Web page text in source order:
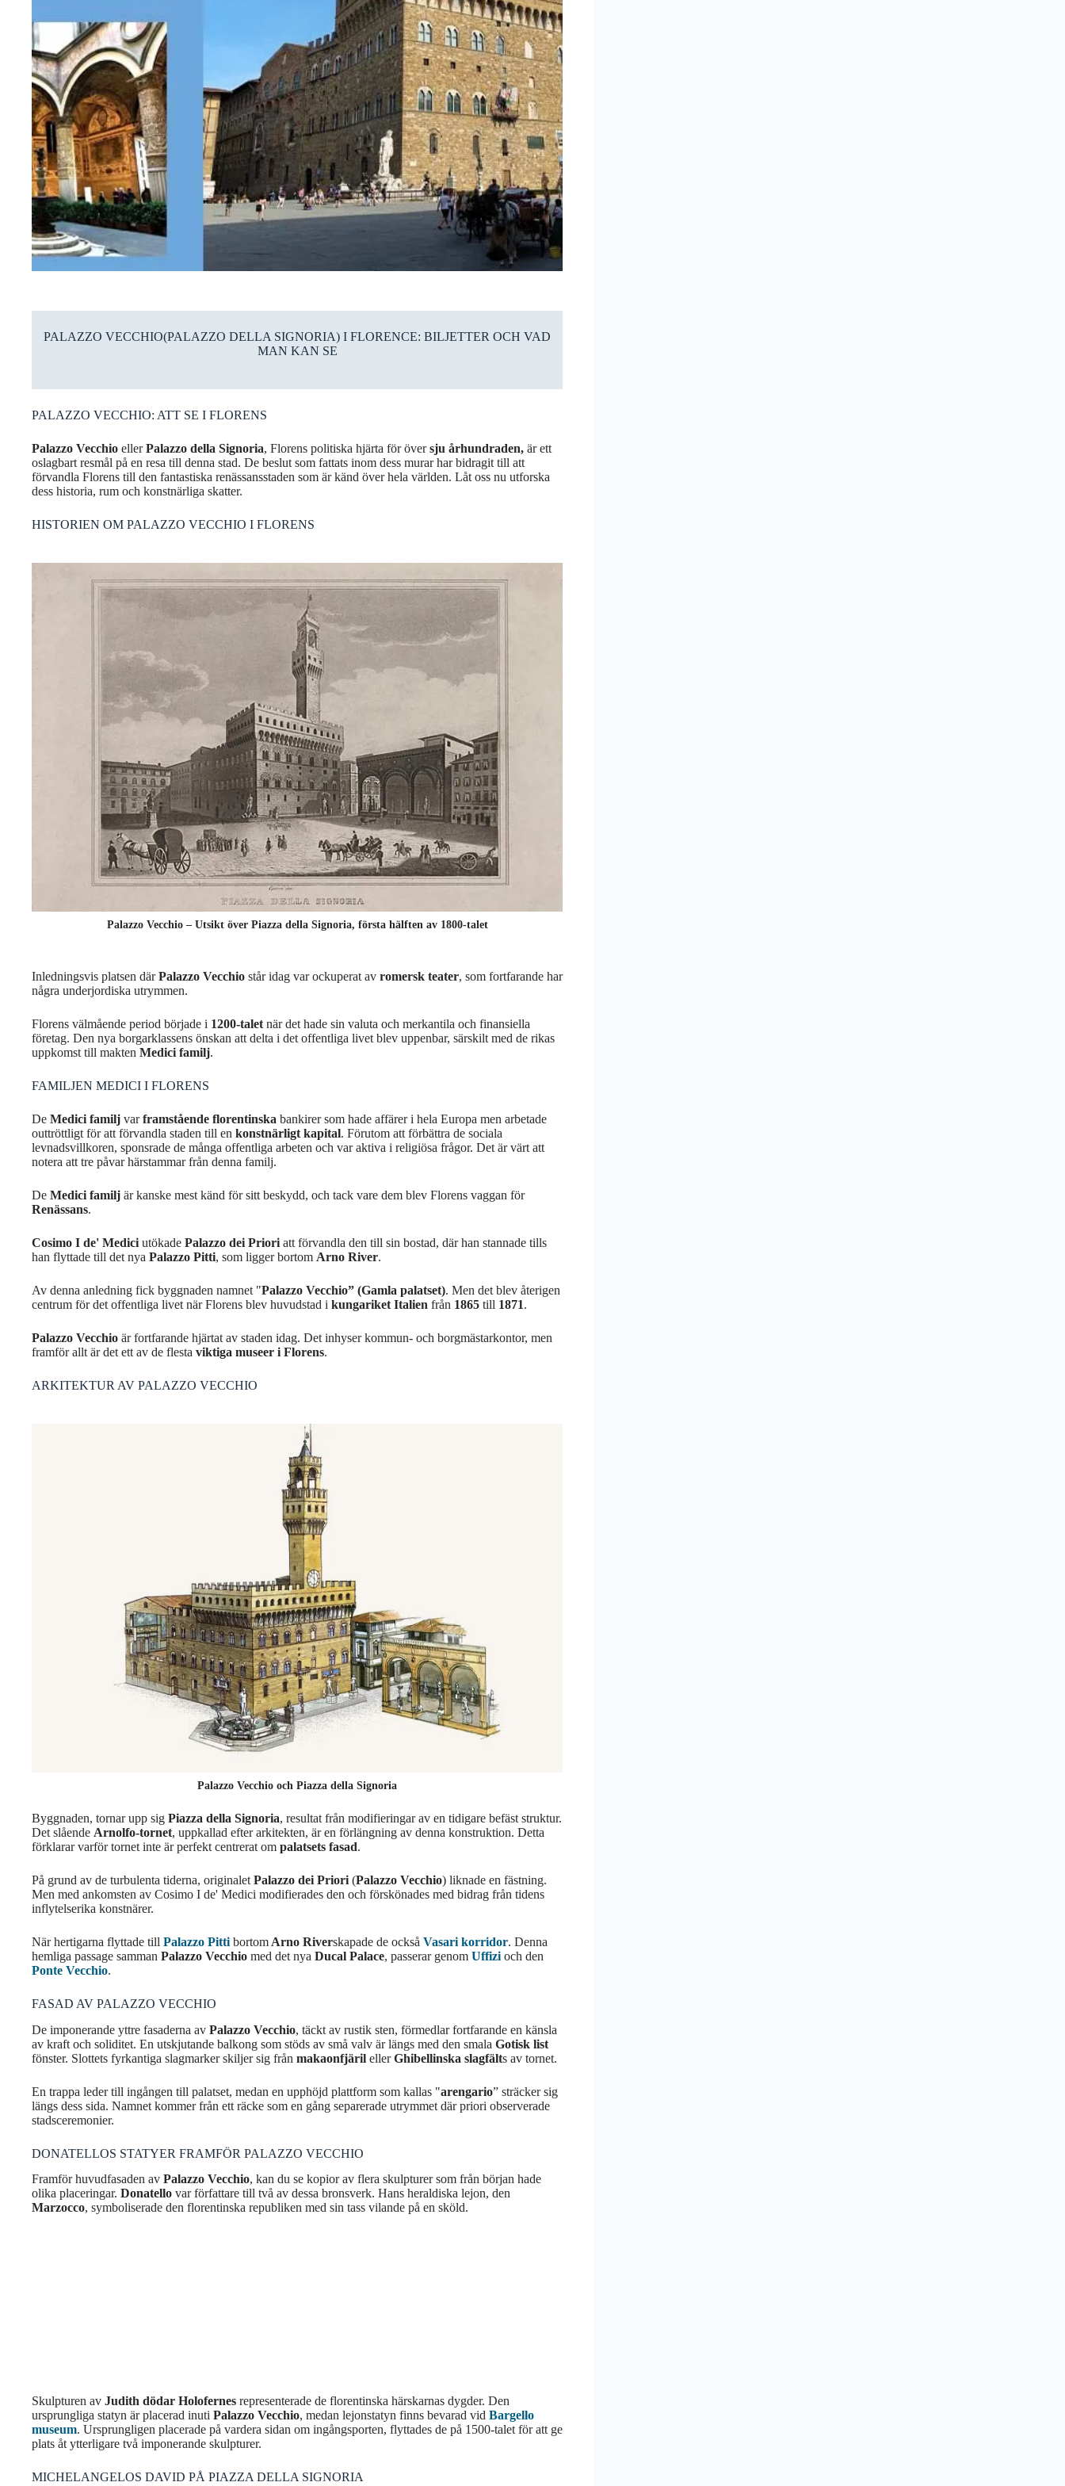
PALAZZO VECCHIO(PALAZZO DELLA SIGNORIA) I FLORENCE: BILJETTER OCH VAD
MAN KAN SE
PALAZZO VECCHIO: ATT SE I FLORENS
Palazzo Vecchio ellerPalazzo della Signoria, Florens politiska hjärta för översju århundraden, är ett
oslagbart resmål på en resa till denna stad. De beslut som fattats inom dess murar har bidragit till att
förvandla Florens till den fantastiska renässansstaden som är känd över hela världen. Låt oss nu utforska
dess historia, rum och konstnärliga skatter.
HISTORIEN OM PALAZZO VECCHIO I FLORENS
Palazzo Vecchio – Utsikt över Piazza della Signoria, första hälften av 1800-talet
Inledningsvis platsen därPalazzo Vecchio står idag var ockuperat av romersk teater, som fortfarande har
några underjordiska utrymmen.
Florens välmående period började i 1200-talet när det hade sin valuta och merkantila och finansiella
företag. Den nya borgarklassens önskan att delta i det offentliga livet blev uppenbar, särskilt med de rikas
uppkomst till makten Medici familj.
FAMILJEN MEDICI I FLORENS
De Medici familj varframstående florentinska bankirer som hade affärer i hela Europa men arbetade
outtröttligt för att förvandla staden till en konstnärligt kapital. Förutom att förbättra de sociala
levnadsvillkoren, sponsrade de många offentliga arbeten och var aktiva i religiösa frågor. Det är värt att
notera att tre påvar härstammar från denna familj.
De Medici familj är kanske mest känd för sitt beskydd, och tack vare dem blev Florens vaggan för
Renässans.
Cosimo I de' Medici utökade Palazzo dei Priori att förvandla den till sin bostad, där han stannade tills
han flyttade till det nya Palazzo Pitti, som ligger bortom Arno River.
Av denna anledning fick byggnaden namnet "Palazzo Vecchio” (Gamla palatset). Men det blev återigen
centrum för det offentliga livet när Florens blev huvudstad i kungariket Italien från 1865 till 1871.
Palazzo Vecchio är fortfarande hjärtat av staden idag. Det inhyser kommun- och borgmästarkontor, men
framför allt är det ett av de flesta viktiga museer i Florens.
ARKITEKTUR AV PALAZZO VECCHIO
Palazzo Vecchio och Piazza della Signoria
Byggnaden, tornar upp sig Piazza della Signoria, resultat från modifieringar av en tidigare befäst struktur.
Det slående Arnolfo-tornet, uppkallad efter arkitekten, är en förlängning av denna konstruktion. Detta
förklarar varför tornet inte är perfekt centrerat om palatsets fasad.
På grund av de turbulenta tiderna, originalet Palazzo dei Priori (Palazzo Vecchio) liknade en fästning.
Men med ankomsten av Cosimo I de' Medici modifierades den och förskönades med bidrag från tidens
inflytelserika konstnärer.
När hertigarna flyttade till Palazzo Pitti bortom Arno Riverskapade de också Vasari korridor. Denna
hemliga passage samman Palazzo Vecchio med det nya Ducal Palace, passerar genom Uffizi och den
Ponte Vecchio.
FASAD AV PALAZZO VECCHIO
De imponerande yttre fasaderna av Palazzo Vecchio, täckt av rustik sten, förmedlar fortfarande en känsla
av kraft och soliditet. En utskjutande balkong som stöds av små valv är längs med den smala Gotisk list
fönster. Slottets fyrkantiga slagmarker skiljer sig från makaonfjäril ellerGhibellinska slagfälts av tornet.
En trappa leder till ingången till palatset, medan en upphöjd plattform som kallas "arengario” sträcker sig
längs dess sida. Namnet kommer från ett räcke som en gång separerade utrymmet där priori observerade
stadsceremonier.
DONATELLOS STATYER FRAMFÖR PALAZZO VECCHIO
Framför huvudfasaden av Palazzo Vecchio, kan du se kopior av flera skulpturer som från början hade
olika placeringar. Donatello var författare till två av dessa bronsverk. Hans heraldiska lejon, den
Marzocco, symboliserade den florentinska republiken med sin tass vilande på en sköld.
Skulpturen av Judith dödar Holofernes representerade de florentinska härskarnas dygder. Den
ursprungliga statyn är placerad inuti Palazzo Vecchio, medan lejonstatyn finns bevarad vid Bargello
museum. Ursprungligen placerade på vardera sidan om ingångsporten, flyttades de på 1500-talet för att ge
plats åt ytterligare två imponerande skulpturer.
MICHELANGELOS DAVID PÅ PIAZZA DELLA SIGNORIA